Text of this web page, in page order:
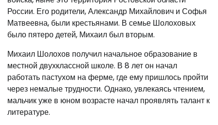
России. Его родители, Александр Михайлович и Софья
Матвеевна, были крестьянами. В семье Шолоховых
было пятеро детей, Михаил был вторым.
Михаил Шолохов получил начальное образование в
местной двухклассной школе. В 8 лет он начал
работать пастухом на ферме, где ему пришлось пройти
через немалые трудности. Однако, увлекаясь чтением,
мальчик уже в юном возрасте начал проявлять талант к
литературе.